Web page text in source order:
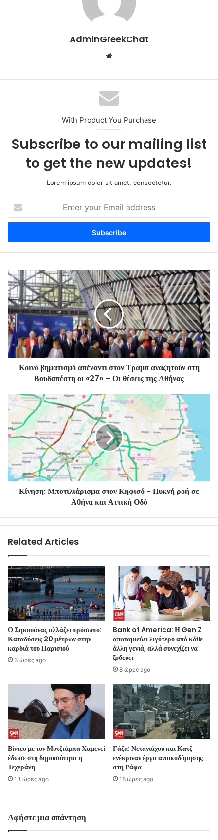
AdminGreekChat
With Product You Purchase
Subscribe to our mailing list
to get the new updates!
Lorem ipsum dolor sit amet, consectetur.
your
Email
Κοινό βηματισμό απέναντι στον Τραμπ αναζητούν στη
Βουδαπέστη οι «27» – Οι θέσεις της Αθήνας
Κίνηση: Μποτιλιάρισμα στον Κηφισό - Πυκνή ροή σε
Αθήνα και Αττική Οδό
Related Articles
Ο Σηκουάνας αλλάζει πρόσωπο:
Καταδύσεις 20 μέτρων στην
καρδιά του Παρισιού
3 ώρες ago
Bank of America: Η Gen Z
αποταμιεύει λιγότερο από κάθε
άλλη γενιά, αλλά συνεχίζει να
ξοδεύει
8 ώρες ago
Βίντεο με τον Μοτζτάμπα Χαμενεΐ
έδωσε στη δημοσιότητα η
Τεχεράνη
13 ώρες ago
Γάζα: Νετανιάχου και Κατζ
ενέκριναν έργα ανοικοδόμησης
στη Ράφα
18 ώρες ago
Αφήστε μια απάντηση